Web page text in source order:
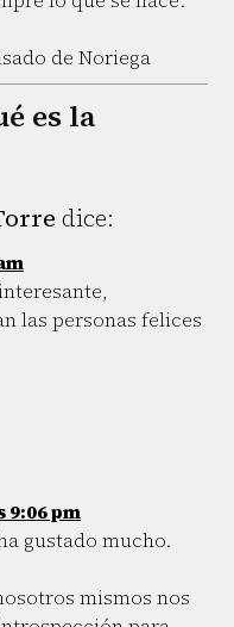
de Noriega
es la
dice:
las personas felices
9:06 pm
gustado mucho.
mismos nos